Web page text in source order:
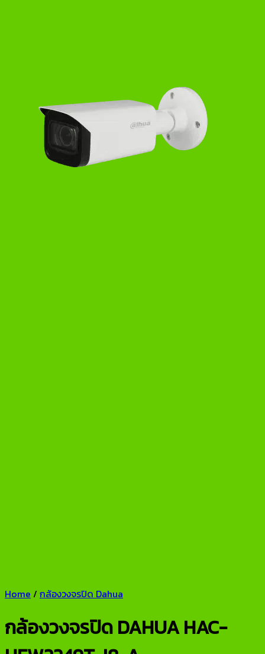
Home / กล้องวงจรปิด Dahua
กล้องวงจรปิด DAHUA HAC-